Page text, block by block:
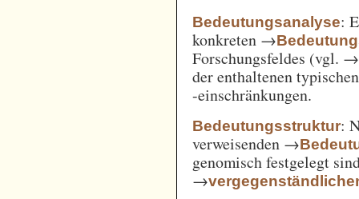
Bedeutungsanalyse:
konkreten →
Forschungsfeldes (vgl. →
der enthaltenen
-einschränkungen.
Bedeutungsstruktur:
verweisenden →
genomisch festgelegt
→